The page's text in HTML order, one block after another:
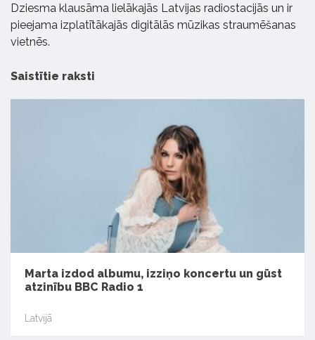
Dziesma klausāma lielākajās Latvijas radiostacijās un ir
pieejama izplatītākajās digitālās mūzikas straumēšanas
vietnēs.
Saistītie raksti
Marta izdod albumu, izziņo koncertu un gūst
atzinību BBC Radio 1
Latvijā